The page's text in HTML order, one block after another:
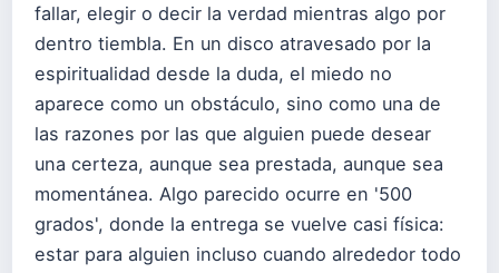
fallar, elegir o decir la verdad mientras algo por
dentro tiembla. En un disco atravesado por la
espiritualidad desde la duda, el miedo no
aparece como un obstáculo, sino como una de
las razones por las que alguien puede desear
una certeza, aunque sea prestada, aunque sea
momentánea. Algo parecido ocurre en '500
grados', donde la entrega se vuelve casi física:
estar para alguien incluso cuando alrededor todo